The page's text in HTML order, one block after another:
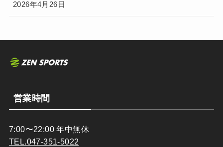
2026年4月26日
営業時間
7:00〜22:00 年中無休
TEL.047-351-5022